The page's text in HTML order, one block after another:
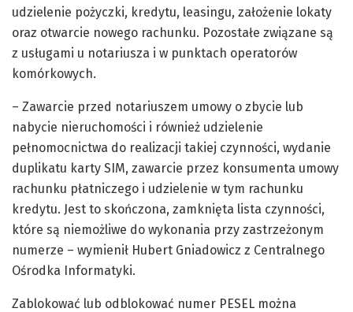
udzielenie pożyczki, kredytu, leasingu, założenie lokaty
oraz otwarcie nowego rachunku. Pozostałe związane są
z usługami u notariusza i w punktach operatorów
komórkowych.
– Zawarcie przed notariuszem umowy o zbycie lub
nabycie nieruchomości i również udzielenie
pełnomocnictwa do realizacji takiej czynności, wydanie
duplikatu karty SIM, zawarcie przez konsumenta umowy
rachunku płatniczego i udzielenie w tym rachunku
kredytu. Jest to skończona, zamknięta lista czynności,
które są niemożliwe do wykonania przy zastrzeżonym
numerze – wymienił Hubert Gniadowicz z Centralnego
Ośrodka Informatyki.
Zablokować lub odblokować numer PESEL można